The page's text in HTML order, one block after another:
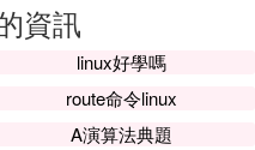
庫級別的備份及
資訊
linux好學嗎
route命令linux
A演算法典題